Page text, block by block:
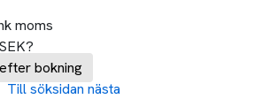
moms
SEK?
bokning
Till söksidannästa